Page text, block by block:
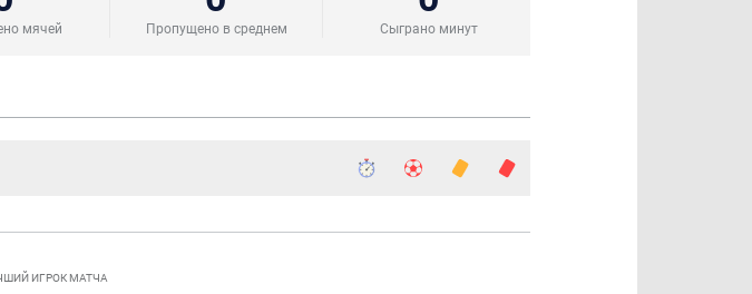
мячей Пропущено в среднем Сыграно минут
ИГРОК МАТЧА